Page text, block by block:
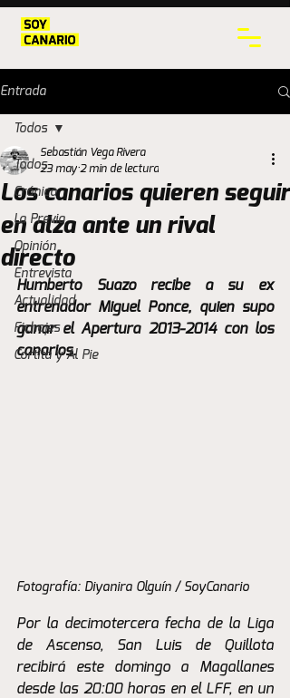
Entrada
Todos
Crónica
La Previa
Opinión
Entrevista
Actualidad
Fichajes
Cortita y Al Pie
Todos
Los canarios quieren seguir
en alza ante un rival
directo
Sebastián Vega Rivera
23 may 2 min de lectura
Humberto Suazo recibe a su ex
entrenador Miguel Ponce, quien supo
ganar el Apertura 2013-2014 con los
canarios.
Fotografía: Diyanira Olguín / SoyCanario
Por la decimotercera fecha de la Liga
de Ascenso, San Luis de Quillota
recibirá este domingo a Magallanes
desde las 20:00 horas en el LFF, en un